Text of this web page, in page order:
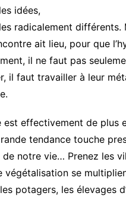
idées,
radicalement différents.
ait lieu, pour que
il ne faut pas
il faut travailler à leur
est effectivement de plus
tendance touche
de notre vie… Prenez les
végétalisation se
potagers, les élevages